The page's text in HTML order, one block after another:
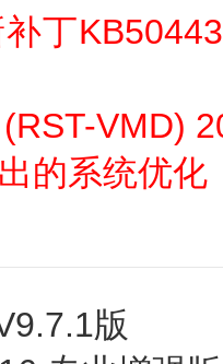
丁
VMD)
的系统优化
版